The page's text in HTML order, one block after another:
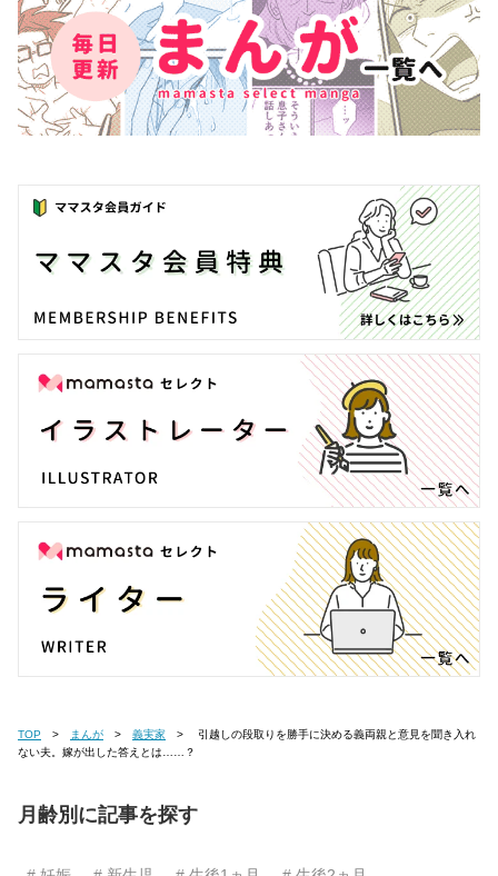
TOP まんが 義実家
ない夫。嫁が出した答えとは……？
月齢別に記事を探す